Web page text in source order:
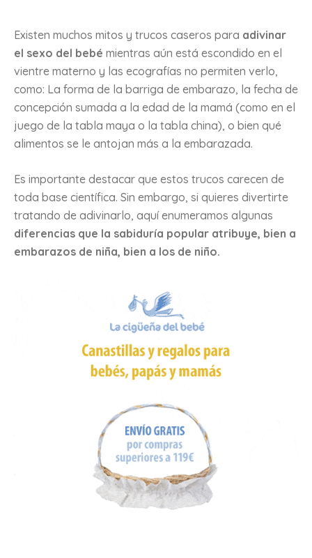
Existen muchos mitos y trucos caseros para adivinar
el sexo del bebé mientras aún está escondido en el
vientre materno y las ecografías no permiten verlo,
como: La forma de la barriga de embarazo, la fecha de
concepción sumada a la edad de la mamá (como en el
juego de la tabla maya o la tabla china), o bien qué
alimentos se le antojan más a la embarazada.
Es importante destacar que estos trucos carecen de
toda base científica. Sin embargo, si quieres divertirte
tratando de adivinarlo, aquí enumeramos algunas
diferencias que la sabiduría popular atribuye, bien a
embarazos de niña, bien a los de niño.